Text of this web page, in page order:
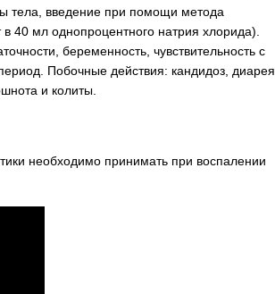
тела, введение при помощи метода
40 мл однопроцентного натрия хлорида).
беременность, чувствительность с
Побочные действия: кандидоз, диарея,
и колиты.
необходимо принимать при воспалении